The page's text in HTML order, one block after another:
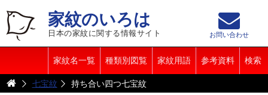
家紋のいろは
日本の家紋に関する情報サイト
家紋名一覧 種類別図覧 家紋用語 参考資料 検索
お問い合わせ
七宝紋 持ち合い四つ七宝紋